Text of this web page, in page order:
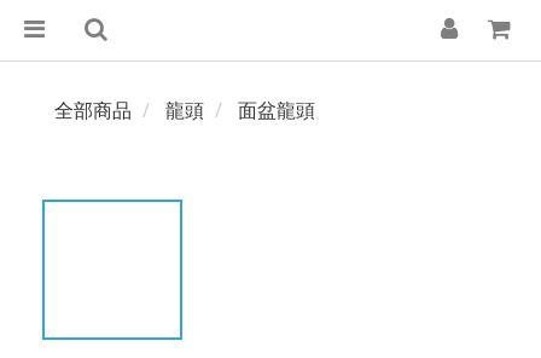
全部商品 龍頭 面盆龍頭